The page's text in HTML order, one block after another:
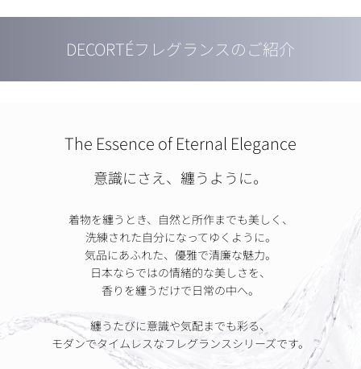
DECORTÉフレグランスのご紹介
The Essence of Eternal Elegance
意識にさえ、纏うように。
着物を纏うとき、自然と所作までも美しく、
洗練された自分になってゆくように。
気品にあふれた、優雅で清廉な魅力。
日本ならではの情緒的な美しさを、
香りを纏うだけで日常の中へ。
纏うたびに意識や気配までも彩る、
モダンでタイムレスなフレグランスシリーズです。